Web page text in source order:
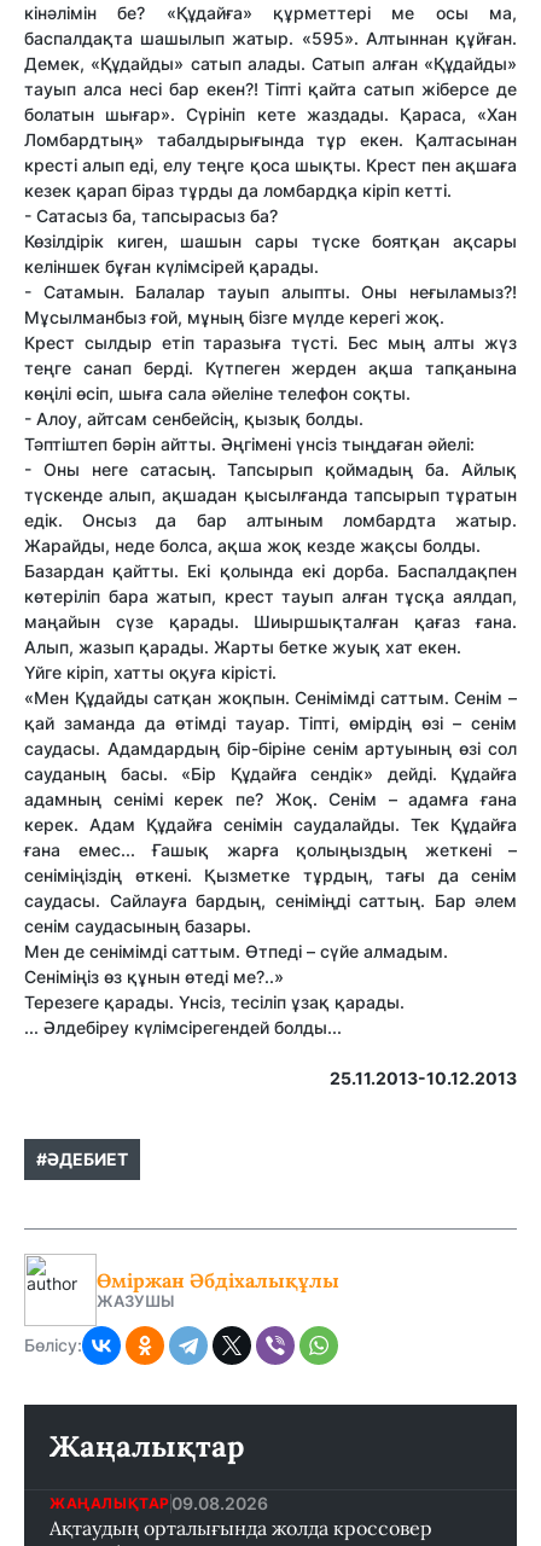
кінәлімін бе? «Құдайға» құрметтері ме осы ма,
баспалдақта шашылып жатыр. «595». Алтыннан құйған.
Демек, «Құдайды» сатып алады. Сатып алған «Құдайды»
тауып алса несі бар екен?! Тіпті қайта сатып жіберсе де
болатын шығар». Сүрініп кете жаздады. Қараса, «Хан
Ломбардтың» табалдырығында тұр екен. Қалтасынан
кресті алып еді, елу теңге қоса шықты. Крест пен ақшаға
кезек қарап біраз тұрды да ломбардқа кіріп кетті.
- Сатасыз ба, тапсырасыз ба?
Көзілдірік киген, шашын сары түске боятқан ақсары
келіншек бұған күлімсірей қарады.
- Сатамын. Балалар тауып алыпты. Оны неғыламыз?!
Мұсылманбыз ғой, мұның бізге мүлде керегі жоқ.
Крест сылдыр етіп таразыға түсті. Бес мың алты жүз
теңге санап берді. Күтпеген жерден ақша тапқанына
көңілі өсіп, шыға сала әйеліне телефон соқты.
- Алоу, айтсам сенбейсің, қызық болды.
Тәптіштеп бәрін айтты. Әңгімені үнсіз тыңдаған әйелі:
- Оны неге сатасың. Тапсырып қоймадың ба. Айлық
түскенде алып, ақшадан қысылғанда тапсырып тұратын
едік. Онсыз да бар алтыным ломбардта жатыр.
Жарайды, неде болса, ақша жоқ кезде жақсы болды.
Базардан қайтты. Екі қолында екі дорба. Баспалдақпен
көтеріліп бара жатып, крест тауып алған тұсқа аялдап,
маңайын сүзе қарады. Шиыршықталған қағаз ғана.
Алып, жазып қарады. Жарты бетке жуық хат екен.
Үйге кіріп, хатты оқуға кірісті.
«Мен Құдайды сатқан жоқпын. Сенімімді саттым. Сенім –
қай заманда да өтімді тауар. Тіпті, өмірдің өзі – сенім
саудасы. Адамдардың бір-біріне сенім артуының өзі сол
сауданың басы. «Бір Құдайға сендік» дейді. Құдайға
адамның сенімі керек пе? Жоқ. Сенім – адамға ғана
керек. Адам Құдайға сенімін саудалайды. Тек Құдайға
ғана емес... Ғашық жарға қолыңыздың жеткені –
сеніміңіздің өткені. Қызметке тұрдың, тағы да сенім
саудасы. Сайлауға бардың, сеніміңді саттың. Бар әлем
сенім саудасының базары.
Мен де сенімімді саттым. Өтпеді – сүйе алмадым.
Сеніміңіз өз құнын өтеді ме?..»
Терезеге қарады. Үнсіз, тесіліп ұзақ қарады.
... Әлдебіреу күлімсірегендей болды...
25.11.2013-10.12.2013
#ӘДЕБИЕТ
Өміржан Әбдіхалықұлы
ЖАЗУШЫ
Бөлісу:
Жаңалықтар
ЖАҢАЛЫҚТАР 09.08.2026
Ақтаудың орталығында жолда кроссовер